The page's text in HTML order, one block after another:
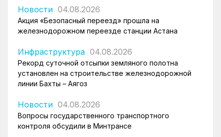
Новости 04.08.2026
Акция «Безопасный переезд» прошла на
железнодорожном переезде станции Астана
Инфраструктура 04.08.2026
Рекорд суточной отсыпки земляного полотна
установлен на строительстве железнодорожной
линии Бахты – Аягоз
Новости 04.08.2026
Вопросы государственного транспортного
контроля обсудили в Минтрансе